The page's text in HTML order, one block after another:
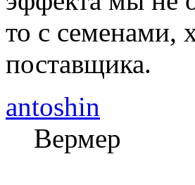
то с семенами,
поставщика.
antoshin
Вермер